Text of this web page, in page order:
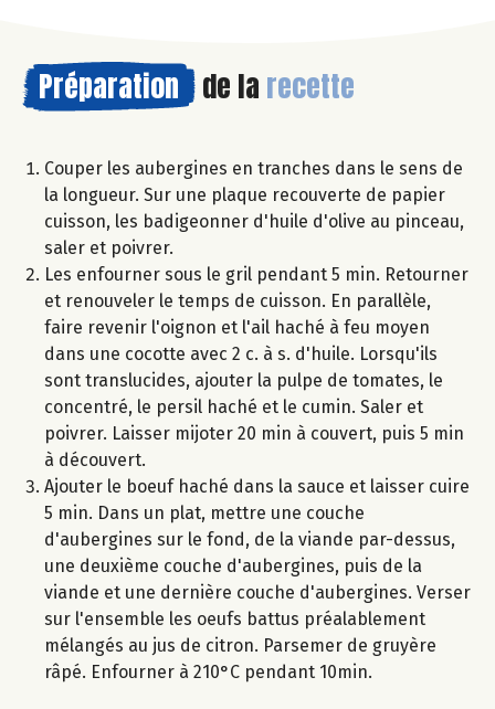
Préparation de la recette
Couper les aubergines en tranches dans le sens de
la longueur. Sur une plaque recouverte de papier
cuisson, les badigeonner d'huile d'olive au pinceau,
saler et poivrer.
Les enfourner sous le gril pendant 5 min. Retourner
et renouveler le temps de cuisson. En parallèle,
faire revenir l'oignon et l'ail haché à feu moyen
dans une cocotte avec 2 c. à s. d'huile. Lorsqu'ils
sont translucides, ajouter la pulpe de tomates, le
concentré, le persil haché et le cumin. Saler et
poivrer. Laisser mijoter 20 min à couvert, puis 5 min
à découvert.
Ajouter le boeuf haché dans la sauce et laisser cuire
5 min. Dans un plat, mettre une couche
d'aubergines sur le fond, de la viande par-dessus,
une deuxième couche d'aubergines, puis de la
viande et une dernière couche d'aubergines. Verser
sur l'ensemble les oeufs battus préalablement
mélangés au jus de citron. Parsemer de gruyère
râpé. Enfourner à 210°C pendant 10min.